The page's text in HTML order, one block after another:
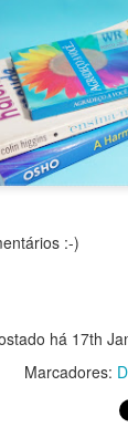
:-)
há 17th
Marcadores: